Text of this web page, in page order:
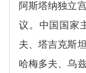
阿斯塔纳独立
议。中国国家
夫、塔吉克斯
哈梅多夫、乌